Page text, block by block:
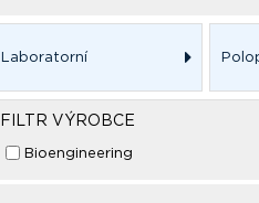
Laboratorní
FILTR VÝROBCE
Bioengineering